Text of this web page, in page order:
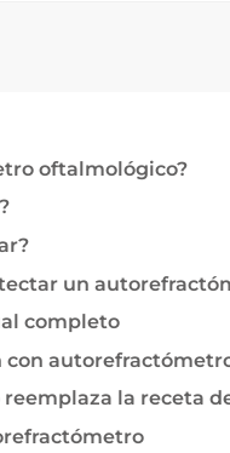
oftalmológico?
un
completo
con
la receta